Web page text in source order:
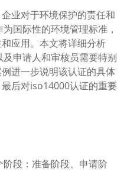
业对于环境保护的责任和
国际性的环境管理标准，
应用。本文将详细分析
申请人和审核员需要特别
进一步说明该认证的具体
后对iso14000认证的重要
段：准备阶段、申请阶